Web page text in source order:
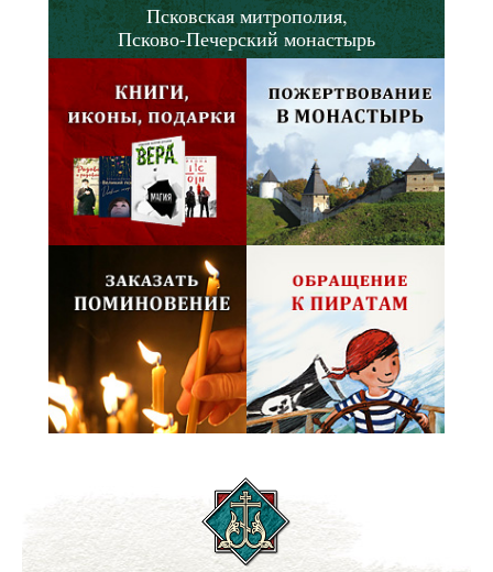
Псковская митрополия,
Псково-Печерский монастырь